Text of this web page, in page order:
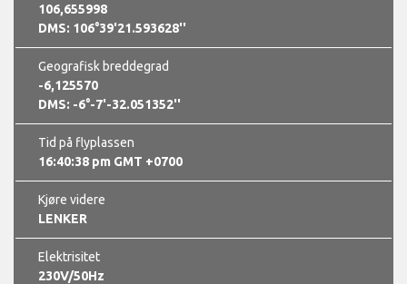
106,655998
DMS: 106°39'21.593628''
Geografisk breddegrad
-6,125570
DMS: -6°-7'-32.051352''
Tid på flyplassen
16:40:40 pm GMT +0700
Kjøre videre
LENKER
Elektrisitet
230V/50Hz